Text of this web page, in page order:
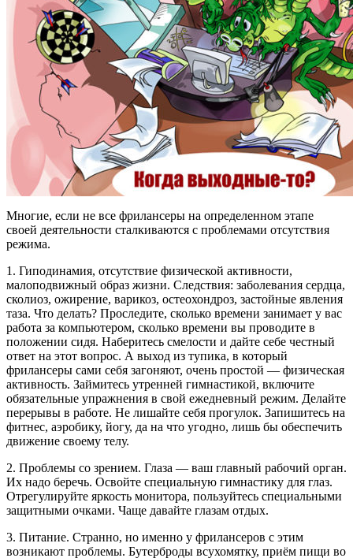
Многие, если не все фрилансеры на определенном этапе
своей деятельности сталкиваются с проблемами отсутствия
режима.
1. Гиподинамия, отсутствие физической активности,
малоподвижный образ жизни. Следствия: заболевания сердца,
сколиоз, ожирение, варикоз, остеохондроз, застойные явления
таза. Что делать? Проследите, сколько времени занимает у вас
работа за компьютером, сколько времени вы проводите в
положении сидя. Наберитесь смелости и дайте себе честный
ответ на этот вопрос. А выход из тупика, в который
фрилансеры сами себя загоняют, очень простой — физическая
активность. Займитесь утренней гимнастикой, включите
обязательные упражнения в свой ежедневный режим. Делайте
перерывы в работе. Не лишайте себя прогулок. Запишитесь на
фитнес, аэробику, йогу, да на что угодно, лишь бы обеспечить
движение своему телу.
2. Проблемы со зрением. Глаза — ваш главный рабочий орган.
Их надо беречь. Освойте специальную гимнастику для глаз.
Отрегулируйте яркость монитора, пользуйтесь специальными
защитными очками. Чаще давайте глазам отдых.
3. Питание. Странно, но именно у фрилансеров с этим
возникают проблемы. Бутерброды всухомятку, приём пищи во